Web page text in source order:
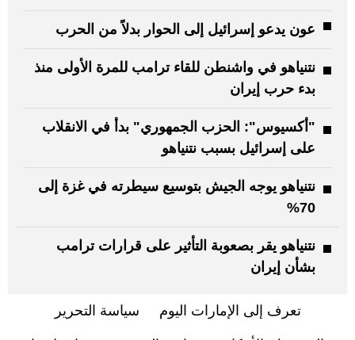
عون يدعو إسرائيل إلى الحوار بدلاً من الحرب
نتنياهو في واشنطن للقاء ترامب للمرة الأولى منذ
بدء حرب إيران
"أكسيوس": الحزب الجمهوري" بدأ في الانقلاب
على إسرائيل بسبب نتنياهو
نتنياهو يوجه الجيش بتوسيع سيطرته في غزة إلى
70%
نتنياهو يقر بصعوبة التأثير على قرارات ترامب
بشأن إيران
تعرف إلى الإمارات اليوم سياسة التحرير